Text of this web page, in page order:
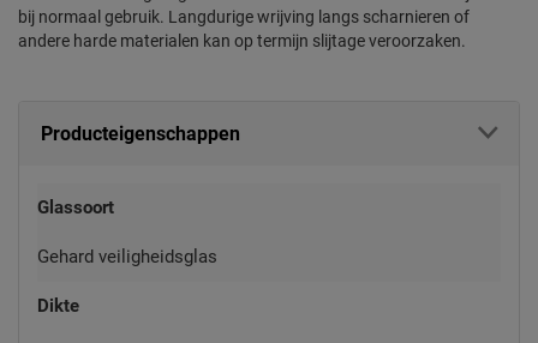
bij normaal gebruik. Langdurige wrijving langs scharnieren of
andere harde materialen kan op termijn slijtage veroorzaken.
Producteigenschappen
Glassoort
Gehard veiligheidsglas
Dikte